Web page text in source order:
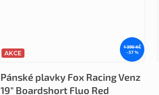
AKCE
1 390 KČ
–57 %
Pánské plavky Fox Racing Venz
19" Boardshort Fluo Red